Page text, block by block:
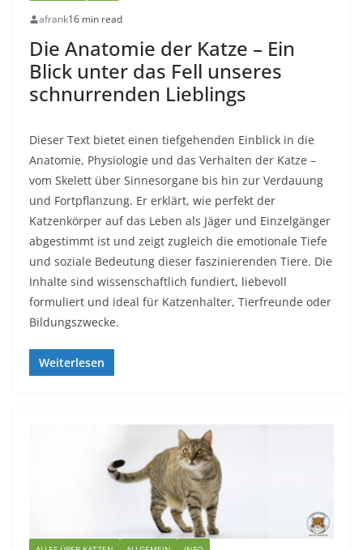
afrank16 min read
Die Anatomie der Katze – Ein
Blick unter das Fell unseres
schnurrenden Lieblings
Dieser Text bietet einen tiefgehenden Einblick in die
Anatomie, Physiologie und das Verhalten der Katze –
vom Skelett über Sinnesorgane bis hin zur Verdauung
und Fortpflanzung. Er erklärt, wie perfekt der
Katzenkörper auf das Leben als Jäger und Einzelgänger
abgestimmt ist und zeigt zugleich die emotionale Tiefe
und soziale Bedeutung dieser faszinierenden Tiere. Die
Inhalte sind wissenschaftlich fundiert, liebevoll
formuliert und ideal für Katzenhalter, Tierfreunde oder
Bildungszwecke.
Weiterlesen